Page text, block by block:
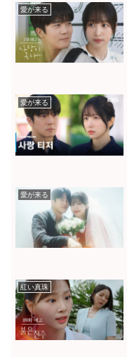
愛が来る
愛が来る
愛が来る
紅い真珠